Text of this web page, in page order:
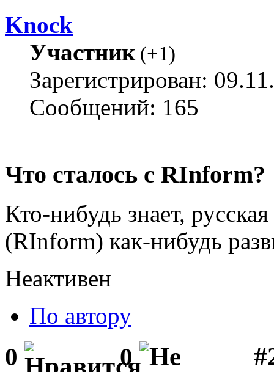
Knock
Участник(+1)
Зарегистрирован:
Сообщений: 165
Что сталось с RInform?
Кто-нибудь знает,
(RInform) как-нибудь
Неактивен
По автору
0 0